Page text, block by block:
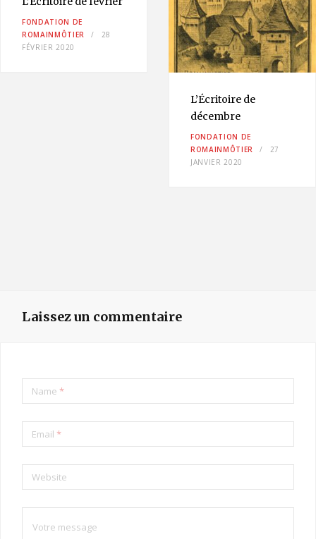
FONDATION DE
ROMAINMÔTIER
28
FÉVRIER 2020
L’Écritoire de
décembre
FONDATION DE
ROMAINMÔTIER
27
JANVIER 2020
Laissez un commentaire
Name *
Email *
Website